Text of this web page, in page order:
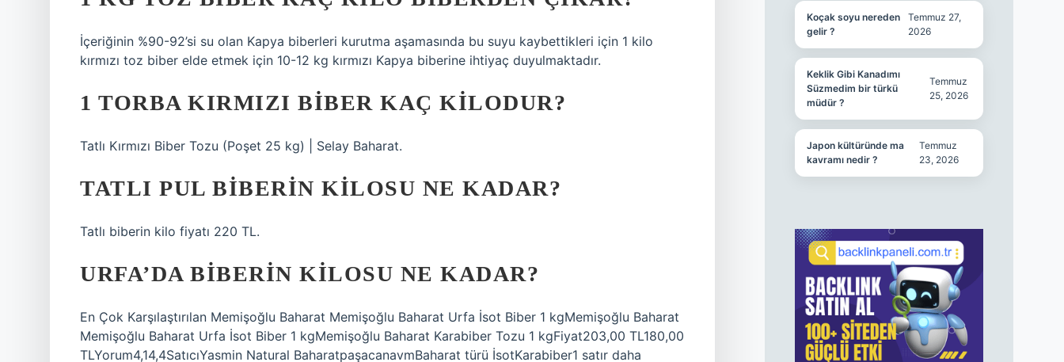
İçeriğinin %90-92’si su olan Kapya biberleri kurutma aşamasında bu suyu kaybettikleri için 1 kilo
kırmızı toz biber elde etmek için 10-12 kg kırmızı Kapya biberine ihtiyaç duyulmaktadır.
1 TORBA KIRMIZI BIBER KAÇ KILODUR?
Tatlı Kırmızı Biber Tozu (Poşet 25 kg) | Selay Baharat.
TATLI PUL BIBERIN KILOSU NE KADAR?
Tatlı biberin kilo fiyatı 220 TL.
URFA’DA BIBERIN KILOSU NE KADAR?
En Çok Karşılaştırılan Memişoğlu Baharat Memişoğlu Baharat Urfa İsot Biber 1 kgMemişoğlu Baharat
Memişoğlu Baharat Urfa İsot Biber 1 kgMemişoğlu Baharat Karabiber Tozu 1 kgFiyat203,00 TL180,00
TLYorum4,14,4SatıcıYasmin Natural BaharatpaşacanavmBaharat türü İsotKarabiber1 satır daha
Koçak soyu nereden
gelir ?
Temmuz 27,
2026
Keklik Gibi Kanadımı
Süzmedim bir türkü
müdür ?
Temmuz
25, 2026
Japon kültüründe ma
kavramı nedir ?
Temmuz
23, 2026